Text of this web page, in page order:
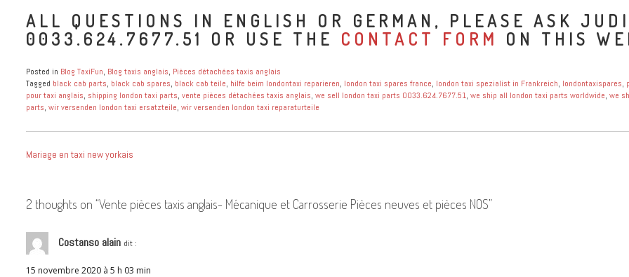
ALL QUESTIONS IN ENGLISH OR GERMAN, PLEASE ASK
0033.624.7677.51 OR USE THE CONTACT FORM ON THIS
Posted in Blog TaxiFun, Blog taxis anglais, Pièces détachées taxis anglais
Tagged black cab parts, black cab spares, black cab teile, hilfe beim londontaxi reparieren, london taxi spares france, london taxi spezialist in Frankreich, londontaxispares,
pour taxi anglais, shipping london taxi parts, vente pièces détachées taxis anglais, we sell london taxi parts 0033.624.7677.51, we ship all london taxi parts worldwide, we
parts, wir versenden london taxi ersatzteile, wir versenden london taxi reparaturteile
DE
Mariage en taxi new yorkais
2 thoughts on “Vente pièces taxis anglais- Mécanique et Carrosserie Pièces neuves et pièces NOS”
Costanso alain dit :
15 novembre 2020 à 5 h 03 min